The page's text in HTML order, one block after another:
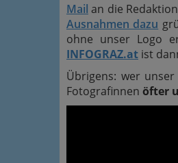
Mail an die
Ausnahmen dazu
ohne unser Logo
INFOGRAZ.at ist
Übrigens: wer
Fotografinnen öfter